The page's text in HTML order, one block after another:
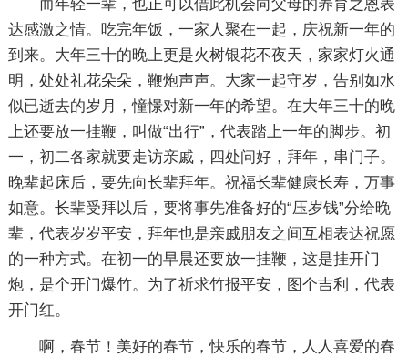
而年轻一辈，也正可以借此机会向父母的养育之恩表
达感激之情。吃完年饭，一家人聚在一起，庆祝新一年的
到来。大年三十的晚上更是火树银花不夜天，家家灯火通
明，处处礼花朵朵，鞭炮声声。大家一起守岁，告别如水
似已逝去的岁月，憧憬对新一年的希望。在大年三十的晚
上还要放一挂鞭，叫做“出行”，代表踏上一年的脚步。初
一，初二各家就要走访亲戚，四处问好，拜年，串门子。
晚辈起床后，要先向长辈拜年。祝福长辈健康长寿，万事
如意。长辈受拜以后，要将事先准备好的“压岁钱”分给晚
辈，代表岁岁平安，拜年也是亲戚朋友之间互相表达祝愿
的一种方式。在初一的早晨还要放一挂鞭，这是挂开门
炮，是个开门爆竹。为了祈求竹报平安，图个吉利，代表
开门红。
啊，春节！美好的春节，快乐的春节，人人喜爱的春